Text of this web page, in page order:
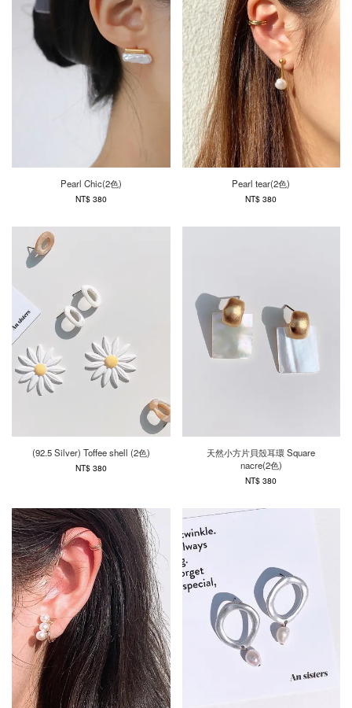
Pearl Chic(2色)
NT$ 380
Pearl tear(2色)
NT$ 380
(92.5 Silver) Toffee shell (2色)
NT$ 380
天然小方片貝殼耳環 Square
nacre(2色)
NT$ 380